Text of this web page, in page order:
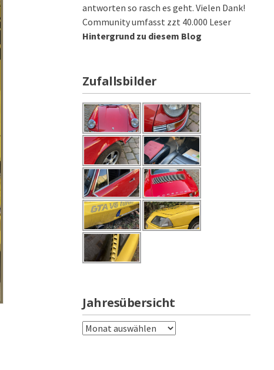
antworten so rasch es geht. Vielen Dank!
Community umfasst zzt 40.000 Leser
Hintergrund zu diesem Blog
Zufallsbilder
Jahresübersicht
Jahresübersicht